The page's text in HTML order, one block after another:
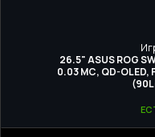
26.5" ASUS ROG
0.03 МС, QD-OLED,